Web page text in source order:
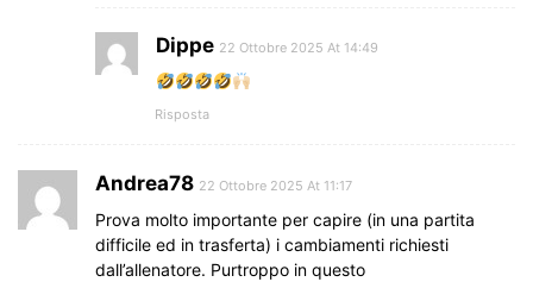
Dippe 22 Ottobre 2025 At 14:49
Risposta
Andrea78 22 Ottobre 2025 At 11:17
Prova molto importante per capire (in una partita
difficile ed in trasferta) i cambiamenti richiesti
dall’allenatore. Purtroppo in questo